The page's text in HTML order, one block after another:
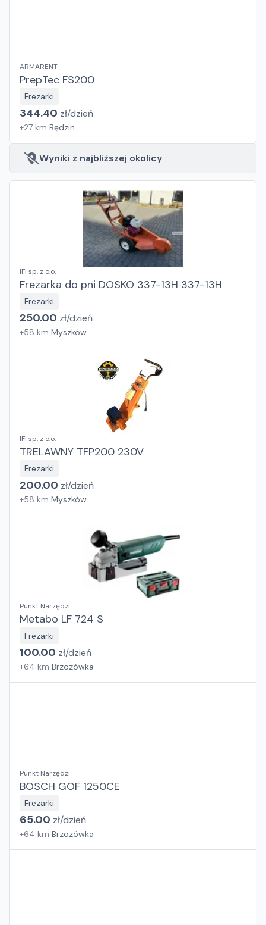
ARMARENT
PrepTec FS200
Frezarki
344.40 zł/dzień
+27 km Będzin
Wyniki z najbliższej okolicy
IFI sp. z o.o.
Frezarka do pni DOSKO 337-13H 337-13H
Frezarki
250.00 zł/dzień
+58 km Myszków
IFI sp. z o.o.
TRELAWNY TFP200 230V
Frezarki
200.00 zł/dzień
+58 km Myszków
Punkt Narzędzi
Metabo LF 724 S
Frezarki
100.00 zł/dzień
+64 km Brzozówka
Punkt Narzędzi
BOSCH GOF 1250CE
Frezarki
65.00 zł/dzień
+64 km Brzozówka